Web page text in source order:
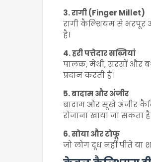
3. रागी (Finger Millet)
रागी कैल्शियम से भरपूर
है।
4. हरी पत्तेदार सब्जियां
पालक, मेथी, सरसों और
प्रदान करती हैं।
5. बादाम और अंजीर
बादाम और सूखे अंजीर
रोजाना खाया जा सकता
6. सोया और टोफू
जो लोग दूध नहीं पीते